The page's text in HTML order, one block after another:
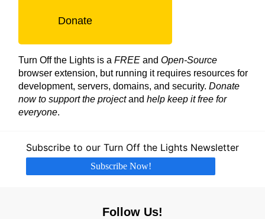
Donate
Turn Off the Lights is a FREE and Open-Source
browser extension, but running it requires resources for
development, servers, domains, and security. Donate
now to support the projectand help keep it free for
everyone.
Subscribe to our Turn Off the Lights Newsletter
Subscribe Now!
Follow Us!